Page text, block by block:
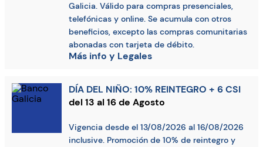
Galicia. Válido para compras presenciales,
telefónicas y online. Se acumula con otros
beneficios, excepto las compras comunitarias
abonadas con tarjeta de débito.
Más info y Legales
DÍA DEL NIÑO: 10% REINTEGRO + 6 CSI
del 13 al 16 de Agosto
Vigencia desde el 13/08/2026 al 16/08/2026
inclusive. Promoción de 10% de reintegro y